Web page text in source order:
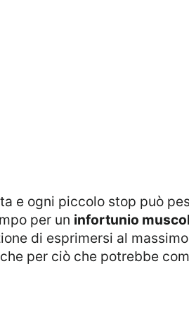
e ogni piccolo stop può
per un infortunio
di esprimersi al
per ciò che potrebbe